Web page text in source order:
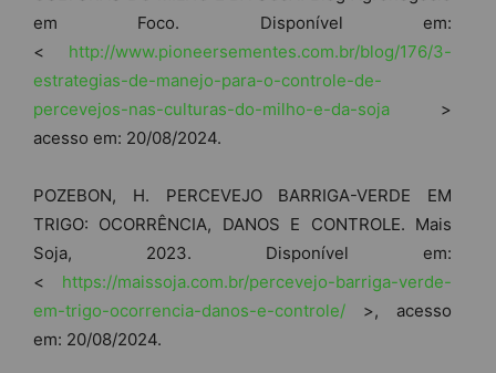
em Foco. Disponível em:
< http://www.pioneersementes.com.br/blog/176/3-
estrategias-de-manejo-para-o-controle-de-
percevejos-nas-culturas-do-milho-e-da-soja >
acesso em: 20/08/2024.
POZEBON, H. PERCEVEJO BARRIGA-VERDE EM
TRIGO: OCORRÊNCIA, DANOS E CONTROLE. Mais
Soja, 2023. Disponível em:
< https://maissoja.com.br/percevejo-barriga-verde-
em-trigo-ocorrencia-danos-e-controle/ >, acesso
em: 20/08/2024.